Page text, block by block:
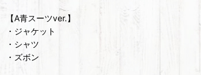
【A青スーツver.】
・ジャケット
・シャツ
・ズボン